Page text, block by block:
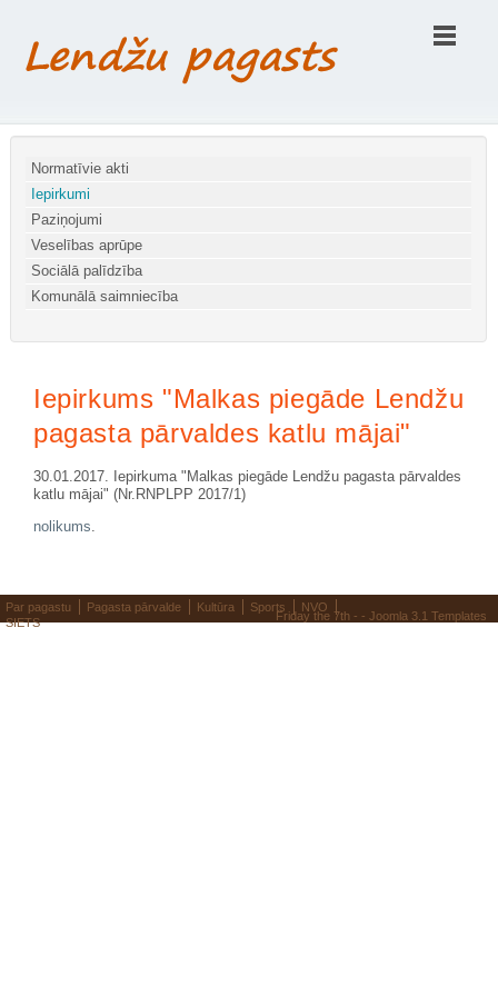
Friday the 7th - - Joomla 3.1 Templates
Normatīvie akti
Iepirkumi
Paziņojumi
Veselības aprūpe
Sociālā palīdzība
Komunālā saimniecība
Шаблоны Joomla 3 здесь:
http://www.joomla3x.ru/joomla3-
templates.html
Iepirkums "Malkas piegāde Lendžu
pagasta pārvaldes katlu mājai"
30.01.2017. Iepirkuma "Malkas piegāde Lendžu pagasta pārvaldes
katlu mājai" (Nr.RNPLPP 2017/1)
nolikums.
Par pagastu Pagasta pārvalde Kultūra Sports
NVO
SIETS